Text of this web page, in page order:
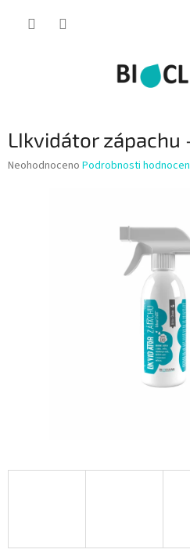
LIkvidátor zápachu
Průměrné
Neohodnoceno Podrobnosti